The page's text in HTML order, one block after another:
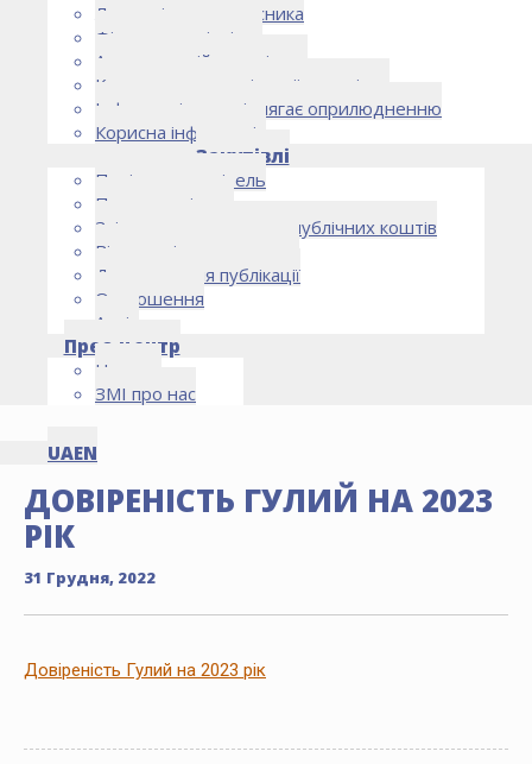
Лист очікувань власника
Фінансова звітність
Антикорупційна політика
Кодекс етики та ділової поведінки
Інформація, що підлягає оприлюдненню
Корисна інформація
Закупівлі
Політика закупівель
План закупівель
Звіт про використання публічних коштів
Відомості про договори
Договори для публікації
Оголошення
Архів
Прес-центр
Новини
ЗМІ про нас
UAEN
ДОВІРЕНІСТЬ ГУЛИЙ НА 2023
РІК
31 Грудня, 2022
Довіреність Гулий на 2023 рік